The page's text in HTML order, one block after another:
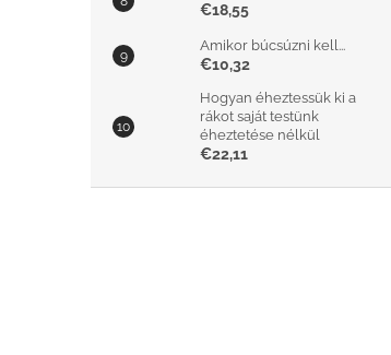
€18,55
Amikor búcsúzni kell...
€10,32
Hogyan éheztessük ki a
rákot saját testünk
éheztetése nélkül
€22,11